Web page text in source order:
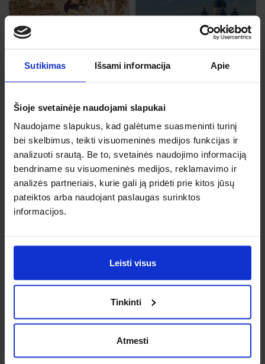
Sutikimas Išsami informacija Apie
Šioje svetainėje naudojami slapukai
Naudojame slapukus, kad galėtume suasmeninti turinį
bei skelbimus, teikti visuomeninės medijos funkcijas ir
analizuoti srautą. Be to, svetainės naudojimo informaciją
bendriname su visuomeninės medijos, reklamavimo ir
analizės partneriais, kurie gali ją pridėti prie kitos jūsų
pateiktos arba naudojant paslaugas surinktos
informacijos.
Leisti visus
Tinkinti
Atmesti
Malta
Lap, 3, An
Spa, 11, Sk
Portas
Spa, 31, Št
Valensija
Rgs, 16, Tr
Rgs, 22, An
Nuo 76 €
Rgs, 28, Pr
Nuo 76 €